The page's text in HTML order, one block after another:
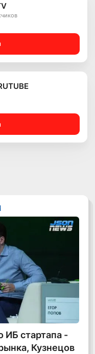
ИБ стартапа -
Кузнецов